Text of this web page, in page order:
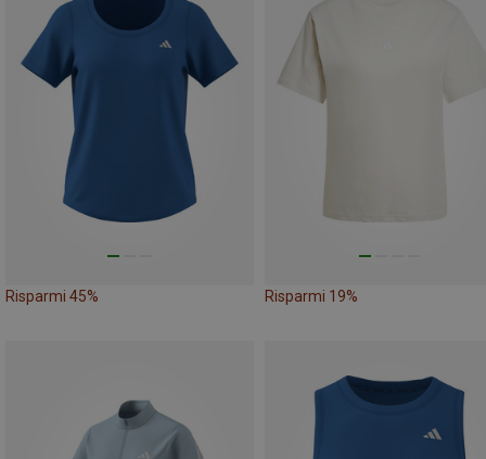
Risparmi 45% Risparmi 19%